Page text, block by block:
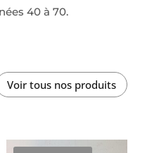
40 à 70.
Voir tous nos produits